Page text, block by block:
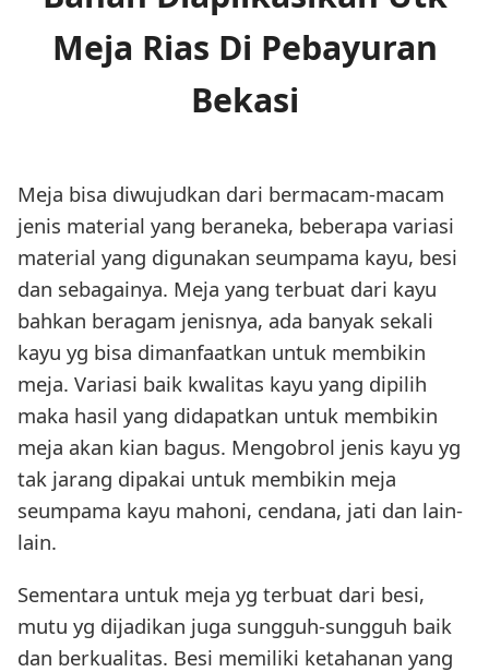
Meja Rias Di Pebayuran
Bekasi
Meja bisa diwujudkan dari bermacam-macam
jenis material yang beraneka, beberapa variasi
material yang digunakan seumpama kayu, besi
dan sebagainya. Meja yang terbuat dari kayu
bahkan beragam jenisnya, ada banyak sekali
kayu yg bisa dimanfaatkan untuk membikin
meja. Variasi baik kwalitas kayu yang dipilih
maka hasil yang didapatkan untuk membikin
meja akan kian bagus. Mengobrol jenis kayu yg
tak jarang dipakai untuk membikin meja
seumpama kayu mahoni, cendana, jati dan lain-
lain.
Sementara untuk meja yg terbuat dari besi,
mutu yg dijadikan juga sungguh-sungguh baik
dan berkualitas. Besi memiliki ketahanan yang